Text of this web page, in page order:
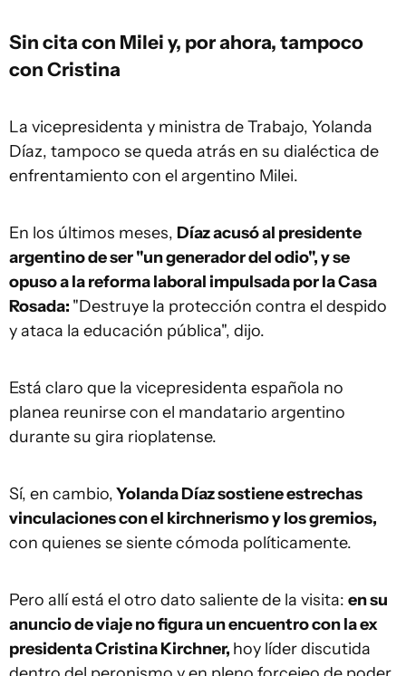
Sin cita con Milei y, por ahora, tampoco
con Cristina
La vicepresidenta y ministra de Trabajo, Yolanda
Díaz, tampoco se queda atrás en su dialéctica de
enfrentamiento con el argentino Milei.
En los últimos meses, Díaz acusó al presidente
argentino de ser "un generador del odio", y se
opuso a la reforma laboral impulsada por la Casa
Rosada: "Destruye la protección contra el despido
y ataca la educación pública", dijo.
Está claro que la vicepresidenta española no
planea reunirse con el mandatario argentino
durante su gira rioplatense.
Sí, en cambio,Yolanda Díaz sostiene estrechas
vinculaciones con el kirchnerismo y los gremios,
con quienes se siente cómoda políticamente.
Pero allí está el otro dato saliente de la visita: en su
anuncio de viaje no figura un encuentro con la ex
presidenta Cristina Kirchner, hoy líder discutida